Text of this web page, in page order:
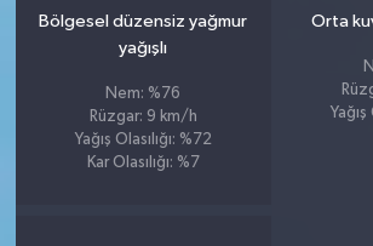
Bölgesel düzensiz yağmur
yağışlı
Nem: %76
Rüzgar: 9 km/h
Yağış Olasılığı: %72
Kar Olasılığı: %7
Orta
Yağış